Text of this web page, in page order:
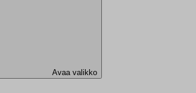
Avaa valikko